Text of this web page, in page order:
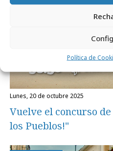
Política de
lunes, 20 de octubre 2025
Vuelve el concurso
los Pueblos!"